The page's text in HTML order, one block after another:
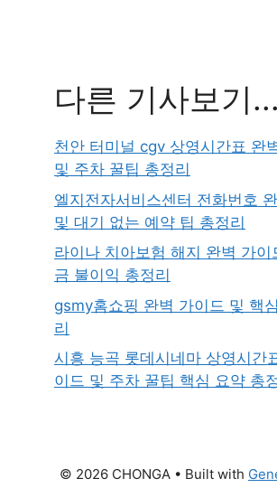
다른 기사보기...
천안 터미널 cgv 상영시간표 완
및 주차 꿀팁 총정리
엘지전자서비스센터 전화번호
및 대기 없는 예약 팁 총정리
라이나 치아보험 해지 완벽 가이
금 불이익 총정리
gsmy홈쇼핑 완벽 가이드 및 핵
리
시흥 능곡 롯데시네마 상영시간
이드 및 주차 꿀팁 핵심 요약 총
© 2026 CHONGA • Built with